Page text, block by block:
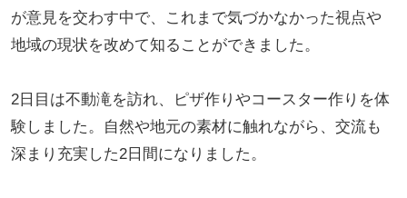
が意見を交わす中で、これまで気づかなかった視点や
地域の現状を改めて知ることができました。
2日目は不動滝を訪れ、ピザ作りやコースター作りを体
験しました。自然や地元の素材に触れながら、交流も
深まり充実した2日間になりました。